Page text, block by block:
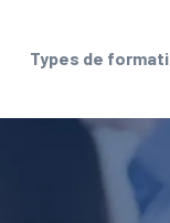
Types de